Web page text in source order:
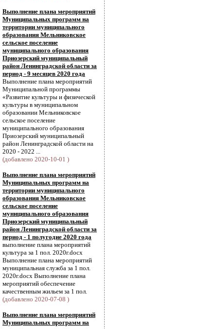
Выполнение плана мероприятий
Муниципальных программ на
территории муниципального
образования Мельниковское
сельское поселение
муниципального образования
Приозерский муниципальный
район Ленинградской области за
период - 9 месяцев 2020 года
Выполнение плана мероприятий
Муниципальной программы
«Развитие культуры и физической
культуры в муниципальном
образовании Мельниковское
сельское поселение
муниципального образования
Приозерский муниципальный
район Ленинградской области на
2020 - 2022 ...
(добавлено 2020-10-01 )
Выполнение плана мероприятий
Муниципальных программ на
территории муниципального
образования Мельниковское
сельское поселение
муниципального образования
Приозерский муниципальный
район Ленинградской области за
период - 1 полугодие 2020 года
выполнение плана мероприятий
культура за 1 пол. 2020г.docx
Выполнение плана мероприятий
муниципальная служба за 1 пол.
2020г.docx Выполнение плана
мероприятий обеспечение
качественным жильем за 1 пол.
(добавлено 2020-07-08 )
Выполнение плана мероприятий
Муниципальных программ на